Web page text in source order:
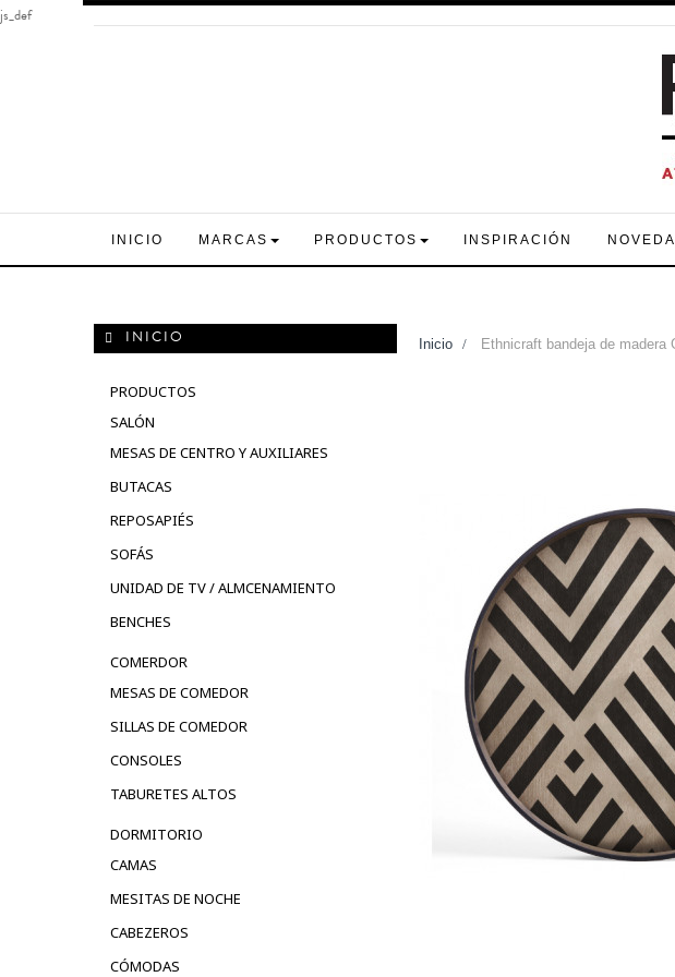
js_def
INICIO MARCAS PRODUCTOS INSPIRACIÓN
INICIO
PRODUCTOS
SALÓN
MESAS DE CENTRO Y AUXILIARES
BUTACAS
REPOSAPIÉS
SOFÁS
UNIDAD DE TV / ALMCENAMIENTO
BENCHES
COMERDOR
MESAS DE COMEDOR
SILLAS DE COMEDOR
CONSOLES
TABURETES ALTOS
DORMITORIO
CAMAS
MESITAS DE NOCHE
CABEZEROS
CÓMODAS
Inicio > Ethnicraft bandeja de madera